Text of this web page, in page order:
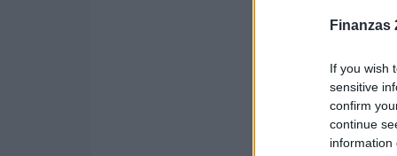
Finanzas
If you wish
sensitive
confirm
continue
information